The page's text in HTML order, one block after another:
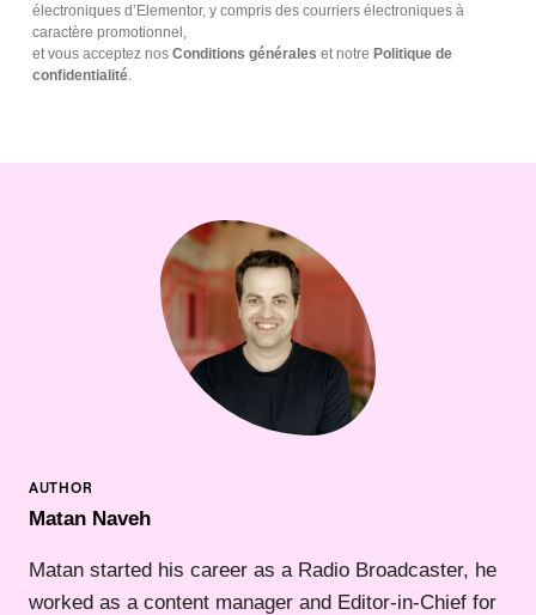
électroniques d’Elementor, y compris des courriers électroniques à
caractère promotionnel,
et vous acceptez nos Conditions générales et notre Politique de
confidentialité
Matan Naveh
Matan started his career as a Radio Broadcaster, he
worked as a content manager and Editor-in-Chief for